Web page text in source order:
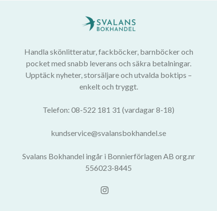
Handla skönlitteratur, fackböcker, barnböcker och
pocket med snabb leverans och säkra betalningar.
Upptäck nyheter, storsäljare och utvalda boktips –
enkelt och tryggt.
Telefon: 08-522 181 31 (vardagar 8-18)
kundservice@svalansbokhandel.se
Svalans Bokhandel ingår i Bonnierförlagen AB org.nr
556023-8445